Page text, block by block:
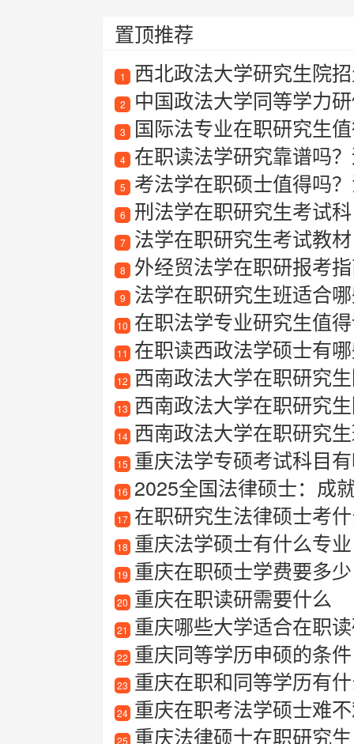
置顶推荐
1 西北政法大学研究生院
2 中国政法大学同等学力
3 国际法专业在职研究生值
4 在职读法学研究靠谱吗
5 考法学在职硕士值得吗？
6 刑法学在职研究生考试
7 法学在职研究生考试教材
8 外经贸法学在职研报考
9 法学在职研究生班适合
10 在职法学专业研究生值
11 在职读西政法学硕士有
12 西南政法大学在职研究
13 西南政法大学在职研究
14 西南政法大学在职研究
15 重庆法学专硕考试科目
16 2025全国法律硕士：成
17 在职研究生法律硕士考
18 重庆法学硕士有什么专业
19 重庆在职硕士学费要多少
20 重庆在职读研需要什么
21 重庆哪些大学适合在职
22 重庆同等学历申硕的条件
23 重庆在职和同等学历有
24 重庆在职考法学硕士难
25 重庆法律硕士在职研究生